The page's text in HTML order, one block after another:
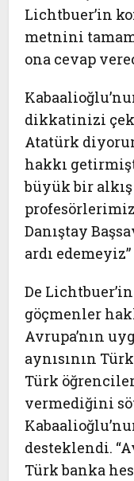
Lichtbuer’in
metnini
ona cevap
dikkatinizi
Atatürk
hakkı
büyük bir alkış
Danıştay
ardı
De
göçmenler
Avrupa’nın
aynısının
Türk
vermediğini
desteklendi.
Türk banka